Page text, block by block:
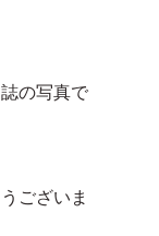
の写真で
ございま